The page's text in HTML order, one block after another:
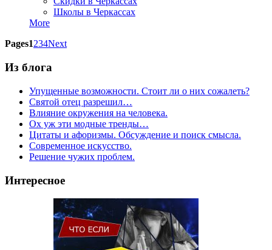
Школы в Черкассах
More
Pages1234Next
Из блога
Упущенные возможности. Стоит ли о них сожалеть?
Святой отец разрешил…
Влияние окружения на человека.
Ох уж эти модные тренды…
Цитаты и афоризмы. Обсуждение и поиск смысла.
Современное искусство.
Решение чужих проблем.
Интересное